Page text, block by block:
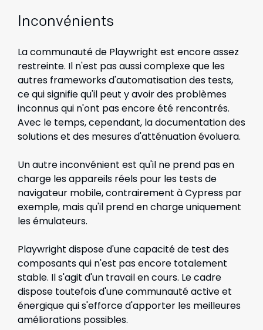
Inconvénients
La communauté de Playwright est encore assez
restreinte. Il n'est pas aussi complexe que les
autres frameworks d'automatisation des tests,
ce qui signifie qu'il peut y avoir des problèmes
inconnus qui n'ont pas encore été rencontrés.
Avec le temps, cependant, la documentation des
solutions et des mesures d'atténuation évoluera.
Un autre inconvénient est qu'il ne prend pas en
charge les appareils réels pour les tests de
navigateur mobile, contrairement à Cypress par
exemple, mais qu'il prend en charge uniquement
les émulateurs.
Playwright dispose d'une capacité de test des
composants qui n'est pas encore totalement
stable. Il s'agit d'un travail en cours. Le cadre
dispose toutefois d'une communauté active et
énergique qui s'efforce d'apporter les meilleures
améliorations possibles.